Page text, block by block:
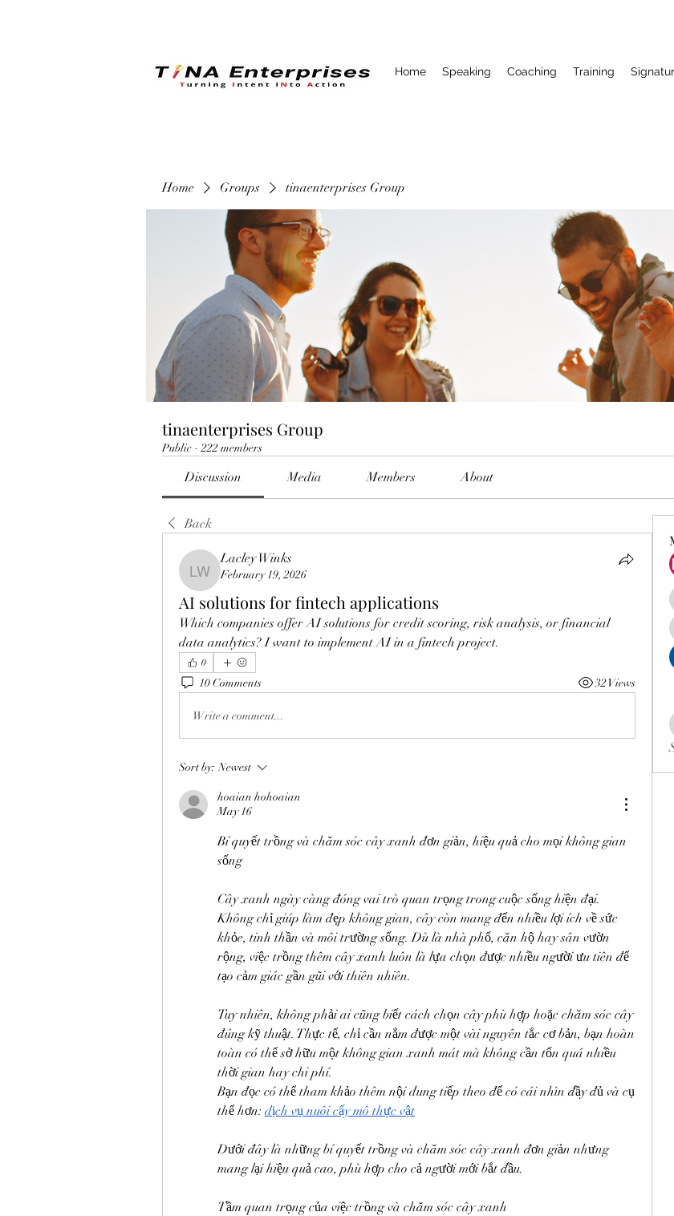
Home Speaking Coaching Training
Home Groups tinaenterprises Group
tinaenterprises Group
Public · 222 members
Discussion Media Members About
Back
Lacley Winks
Lacley Winks
February 19, 2026
AI solutions for fintech applications
Which companies offer AI solutions for credit scoring, risk analysis, or financial
data analytics? I want to implement AI in a fintech project.
0
10 Comments 32 Views
Write a comment...
Sort by: Newest
hoaian hohoaian
May 16
Bí quyết trồng và chăm sóc cây xanh đơn giản, hiệu quả cho mọi không gian
sống
Cây xanh ngày càng đóng vai trò quan trọng trong cuộc sống hiện đại.
Không chỉ giúp làm đẹp không gian, cây còn mang đến nhiều lợi ích về sức
khỏe, tinh thần và môi trường sống. Dù là nhà phố, căn hộ hay sân vườn
rộng, việc trồng thêm cây xanh luôn là lựa chọn được nhiều người ưu tiên để
tạo cảm giác gần gũi với thiên nhiên.
Tuy nhiên, không phải ai cũng biết cách chọn cây phù hợp hoặc chăm sóc cây
đúng kỹ thuật. Thực tế, chỉ cần nắm được một vài nguyên tắc cơ bản, bạn hoàn
toàn có thể sở hữu một không gian xanh mát mà không cần tốn quá nhiều
thời gian hay chi phí.
Bạn đọc có thể tham khảo thêm nội dung tiếp theo để có cái nhìn đầy đủ và cụ
thể hơn: dịch vụ nuôi cấy mô thực vật
Dưới đây là những bí quyết trồng và chăm sóc cây xanh đơn giản nhưng
mang lại hiệu quả cao, phù hợp cho cả người mới bắt đầu.
Tầm quan trọng của việc trồng và chăm sóc cây xanh